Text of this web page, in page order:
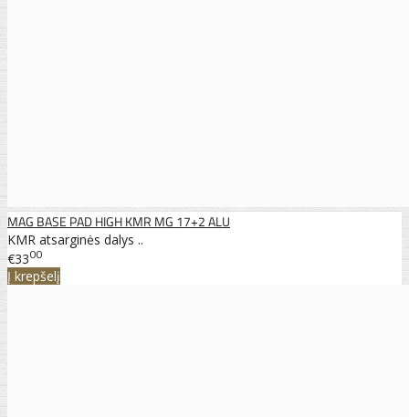
MAG BASE PAD HIGH KMR MG 17+2 ALU
KMR atsarginės dalys ..
€3300
Į krepšelį